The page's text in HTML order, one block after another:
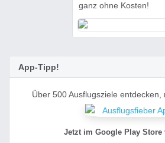
ganz ohne Kosten!
App-Tipp!
Über 500 Ausflugsziele entdecken,
Jetzt im Google Play Store